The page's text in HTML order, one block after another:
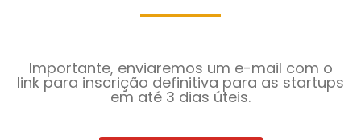
Importante, enviaremos um e-mail com o
link para inscrição definitiva para as startups
em até 3 dias úteis.